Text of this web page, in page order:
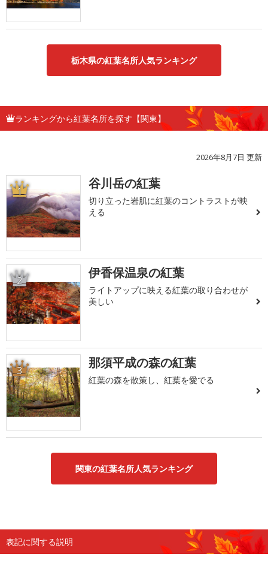
栃木県の紅葉名所人気ランキング
ランキングから紅葉名所を探す【関東】
2026年8月7日 更新
1 谷川岳の紅葉
切り立った岩肌に紅葉のコントラストが映
える
2 伊香保温泉の紅葉
ライトアップに映える紅葉の取り合わせが
美しい
3 那須平成の森の紅葉
紅葉の森を散策し、紅葉を愛でる
関東の紅葉名所人気ランキング
表記に関する説明